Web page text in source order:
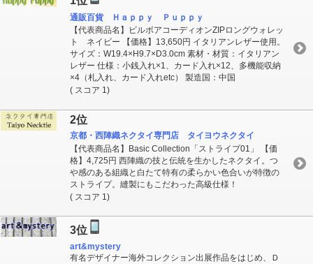
通販百貨 Ｈａｐｐｙ Ｐｕｐｐｙ
【代表商品名】ビルボアコーディオンZIPロングウォレッ
ト ネイビー 【価格】13,650円 イタリアンレザー使用。
サイズ：W19.4×H9.7×D3.0cm 素材・材質：イタリアン
レザー 仕様：小銭入れ×1、カード入れ×12、多機能収納
×4（札入れ、カード入れetc） 製造国：中国
( スコア 1)
2位
京都・西陣織ネクタイ専門店 タイヨウネクタイ
【代表商品名】Basic Collection「ストライプ01」 【価
格】4,725円 西陣織の技と伝統を生かしたネクタイ。つ
や感のある組織と白たて特有の柔らかい色合いが特徴の
ストライプ。縫製にもこだわった高級仕様！
( スコア 1)
3位
art&mystery
有名デザイナー海外コレクション出展作品をはじめ、Ｄ